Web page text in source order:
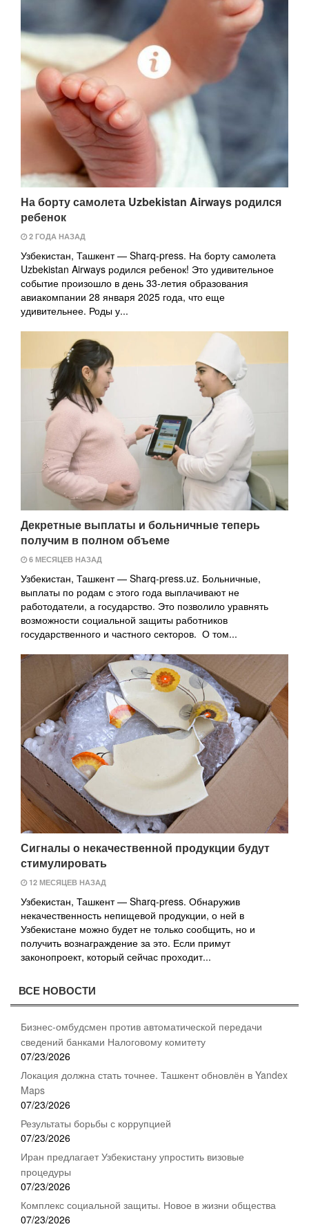
На борту самолета Uzbekistan Airways родился
ребенок
2 ГОДА НАЗАД
Узбекистан, Ташкент — Sharq-press. На борту самолета
Uzbekistan Airways родился ребенок! Это удивительное
событие произошло в день 33-летия образования
авиакомпании 28 января 2025 года, что еще
удивительнее. Роды у...
Декретные выплаты и больничные теперь
получим в полном объеме
6 МЕСЯЦЕВ НАЗАД
Узбекистан, Ташкент — Sharq-press.uz. Больничные,
выплаты по родам с этого года выплачивают не
работодатели, а государство. Это позволило уравнять
возможности социальной защиты работников
государственного и частного секторов. О том...
Сигналы о некачественной продукции будут
стимулировать
12 МЕСЯЦЕВ НАЗАД
Узбекистан, Ташкент — Sharq-press. Обнаружив
некачественность непищевой продукции, о ней в
Узбекистане можно будет не только сообщить, но и
получить вознаграждение за это. Если примут
законопроект, который сейчас проходит...
ВСЕ НОВОСТИ
Бизнес-омбудсмен против автоматической передачи
сведений банками Налоговому комитету
07/23/2026
Локация должна стать точнее. Ташкент обновлён в Yandex
Maps
07/23/2026
Результаты борьбы с коррупцией
07/23/2026
Иран предлагает Узбекистану упростить визовые
процедуры
07/23/2026
Комплекс социальной защиты. Новое в жизни общества
07/23/2026